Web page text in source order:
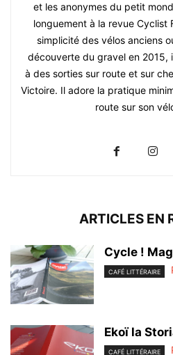
et les anonymes du petit
longuement à la revue Cyclist
simplicité des vélos anciens
découverte du gravel en 2015,
à des sorties sur route et sur
Victoire. Il adore la pratique
route sur son
ARTICLES EN
Cycle !
CAFÉ LITTÉRAIRE
Ekoï la
CAFÉ LITTÉRAIRE